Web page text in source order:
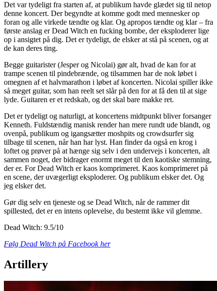
Det var tydeligt fra starten af, at publikum havde glædet sig til netop
denne koncert. Der begyndte at komme godt med mennesker op
foran og alle virkede tændte og klar. Og apropos tændte og klar – fra
første anslag er Dead Witch en fucking bombe, der eksploderer lige
op i ansigtet på dig. Det er tydeligt, de elsker at stå på scenen, og at
de kan deres ting.
Begge guitarister (Jesper og Nicolai) gør alt, hvad de kan for at
trampe scenen til pindebrænde, og tilsammen har de nok løbet i
omegnen af et halvmarathon i løbet af koncerten. Nicolai spiller ikke
så meget guitar, som han reelt set slår på den for at få den til at sige
lyde. Guitaren er et redskab, og det skal bare makke ret.
Det er tydeligt og naturligt, at koncertens midtpunkt bliver forsanger
Kenneth. Fuldstændig manisk render han mere rundt ude blandt, og
ovenpå, publikum og igangsætter moshpits og crowdsurfer sig
tilbage til scenen, når han har lyst. Han finder da også en krog i
loftet og prøver på at hænge sig selv i den undervejs i koncerten, alt
sammen noget, der bidrager enormt meget til den kaotiske stemning,
der er. For Dead Witch er kaos komprimeret. Kaos komprimeret på
en scene, der uvægerligt eksploderer. Og publikum elsker det. Og
jeg elsker det.
Gør dig selv en tjeneste og se Dead Witch, når de rammer dit
spillested, det er en intens oplevelse, du bestemt ikke vil glemme.
Dead Witch: 9.5/10
Følg Dead Witch på Facebook her
Artillery